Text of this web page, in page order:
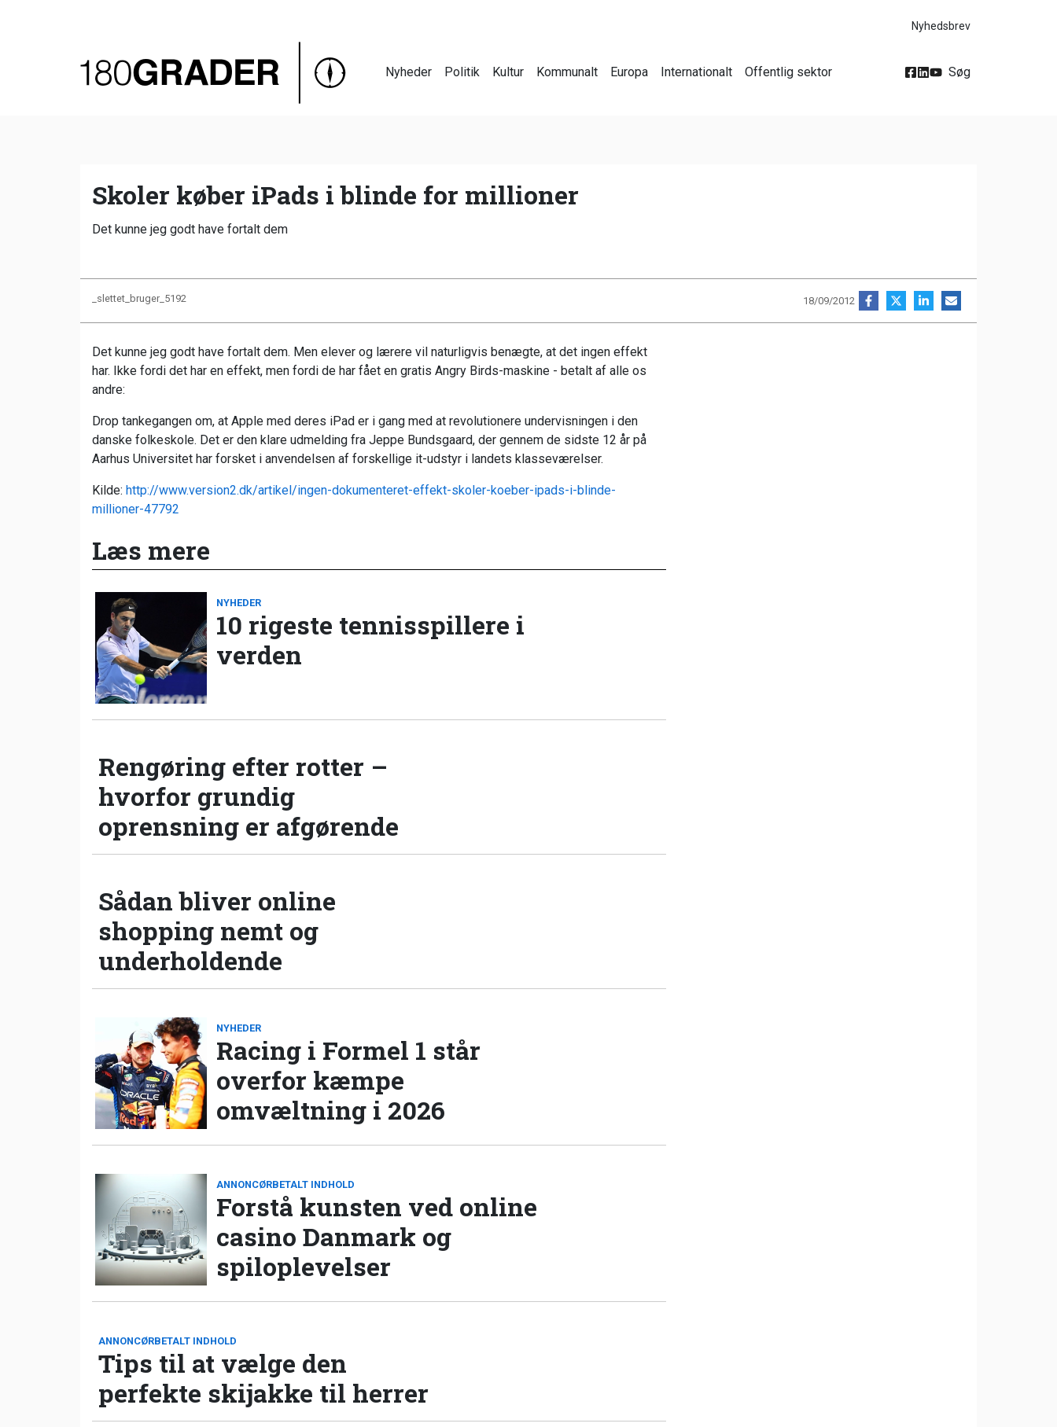
Nyhedsbrev
Nyheder Politik Kultur Kommunalt Europa Internationalt Offentlig sektor Søg
Skoler køber iPads i blinde for millioner
Det kunne jeg godt have fortalt dem
_slettet_bruger_5192 18/09/2012
Det kunne jeg godt have fortalt dem. Men elever og lærere vil naturligvis benægte, at det ingen effekt
har. Ikke fordi det har en effekt, men fordi de har fået en gratis Angry Birds-maskine - betalt af alle os
andre:
Drop tankegangen om, at Apple med deres iPad er i gang med at revolutionere undervisningen i den
danske folkeskole. Det er den klare udmelding fra Jeppe Bundsgaard, der gennem de sidste 12 år på
Aarhus Universitet har forsket i anvendelsen af forskellige it-udstyr i landets klasseværelser.
Kilde: http://www.version2.dk/artikel/ingen-dokumenteret-effekt-skoler-koeber-ipads-i-blinde-
millioner-47792
Læs mere
NYHEDER
10 rigeste tennisspillere i
verden
Rengøring efter rotter –
hvorfor grundig
oprensning er afgørende
Sådan bliver online
shopping nemt og
underholdende
NYHEDER
Racing i Formel 1 står
overfor kæmpe
omvæltning i 2026
ANNONCØRBETALT INDHOLD
Forstå kunsten ved online
casino Danmark og
spiloplevelser
ANNONCØRBETALT INDHOLD
Tips til at vælge den
perfekte skijakke til herrer